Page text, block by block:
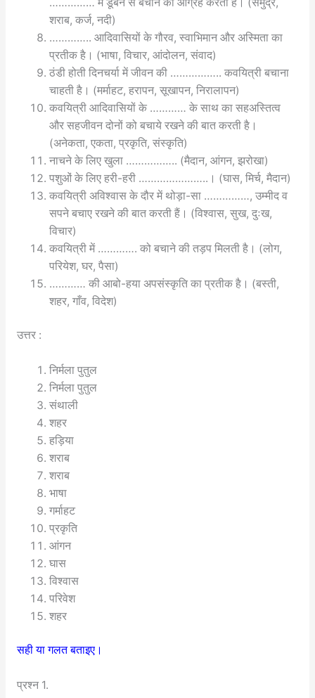
शराब, कर्ज, नदी)
………….. आदिवासियों के गौरव, स्वाभिमान और अस्मिता का
प्रतीक है। (भाषा, विचार, आंदोलन, संवाद)
ठंडी होती दिनचर्या में जीवन की …………….. कवयित्री बचाना
चाहती है। (मर्माहट, हरापन, सूखापन, निरालापन)
कवयित्री आदिवासियों के ………… के साथ का सहअस्तित्व
और सहजीवन दोनों को बचाये रखने की बात करती है।
(अनेकता, एकता, प्रकृति, संस्कृति)
नाचने के लिए खुला …………….. (मैदान, आंगन, झरोखा)
पशुओं के लिए हरी-हरी …………………..। (घास, मिर्च, मैदान)
कवयित्री अविश्वास के दौर में थोड़ा-सा ……………, उम्मीद व
सपने बचाए रखने की बात करती हैं। (विश्वास, सुख, दुःख,
विचार)
कवयित्री में …………. को बचाने की तड़प मिलती है। (लोग,
परियेश, घर, पैसा)
………… की आबो-हया अपसंस्कृति का प्रतीक है। (बस्ती,
शहर, गाँव, विदेश)
उत्तर :
निर्मला पुतुल
निर्मला पुतुल
संथाली
शहर
हड़िया
शराब
शराब
भाषा
गर्माहट
प्रकृति
आंगन
घास
विश्वास
परिवेश
शहर
सही या गलत बताइए।
प्रश्न 1.